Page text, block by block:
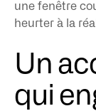
une fenêtre
heurter à la
Un
qui